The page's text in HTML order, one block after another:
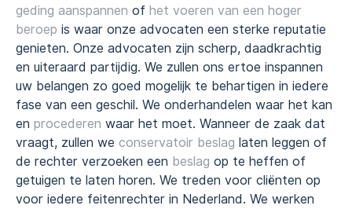
geding aanspannen of het voeren van een hoger
beroep is waar onze advocaten een sterke reputatie
genieten. Onze advocaten zijn scherp, daadkrachtig
en uiteraard partijdig. We zullen ons ertoe inspannen
uw belangen zo goed mogelijk te behartigen in iedere
fase van een geschil. We onderhandelen waar het kan
en procederen waar het moet. Wanneer de zaak dat
vraagt, zullen we conservatoir beslag laten leggen of
de rechter verzoeken een beslag op te heffen of
getuigen te laten horen. We treden voor cliënten op
voor iedere feitenrechter in Nederland. We werken